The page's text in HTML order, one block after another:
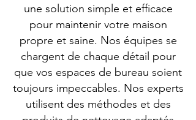
une solution simple et efficace
pour maintenir votre maison
propre et saine. Nos équipes se
chargent de chaque détail pour
que vos espaces de bureau soient
toujours impeccables. Nos experts
utilisent des méthodes et des